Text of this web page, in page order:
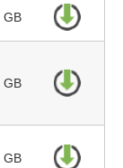
GB
GB
GB